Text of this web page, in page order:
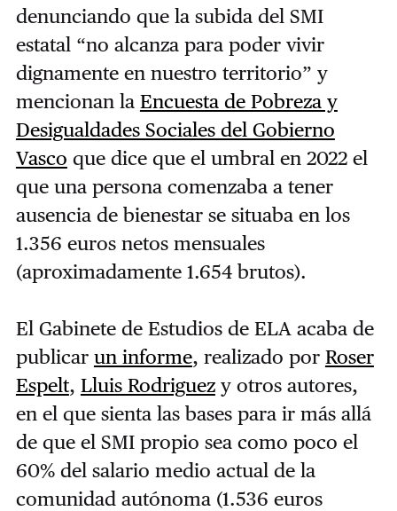
denunciando que la subida del SMI
estatal “no alcanza para poder vivir
dignamente en nuestro territorio” y
mencionan la Encuesta de Pobreza y
Desigualdades Sociales del Gobierno
Vasco que dice que el umbral en 2022 el
que una persona comenzaba a tener
ausencia de bienestar se situaba en los
1.356 euros netos mensuales
(aproximadamente 1.654 brutos).
El Gabinete de Estudios de ELA acaba de
publicar un informe, realizado por Roser
Espelt, Lluis Rodriguezy otros autores,
en el que sienta las bases para ir más allá
de que el SMI propio sea como poco el
60% del salario medio actual de la
comunidad autónoma (1.536 euros